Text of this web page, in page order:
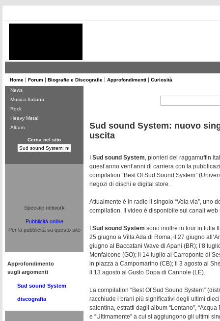
Home | Forum | Biografie e Discografie | Approfondimenti | Curiosità
News
Musica Italiana
Rock
Heavy Metal
Album
Cerca nel sito
Speciale network
Pubblicità online
Per la pubblicità su questo sito
Approfondimento
sugli argomenti
Sud sound System
discografia
Sud sound System: nuovo
uscita
Sud sound System, pionieri del raggamuffin
quest’anno vent’anni di carriera con la
compilation “Best Of Sud Sound System”
negozi di dischi e digital store.
Attualmente è in radio il singolo “Vola via”, uno
compilation. Il video è disponibile sui canali
Sud sound System sono inoltre in tour in tutta
25 giugno a Villa Ada di Roma; il 27 giugno
giugno al Baccatani Wave di Apani (BR); l’8
Monfalcone (GO); il 14 luglio al Carroponte di
in piazza a Campomarino (CB); il 3 agosto al
il 13 agosto al Gusto Dopa di Cannole (LE).
La compilation “Best Of Sud Sound System”
racchiude i brani più significativi degli ultimi
salentina, estratti dagli album “Lontano”, “Acqua
e “Ultimamente” a cui si aggiungono gli ultimi